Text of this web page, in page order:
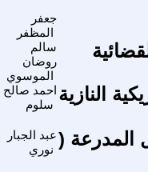
جعفر
المظفر
سالم
روضان
الموسوي
احمد صالح
سلوم النازية
عبد الجبار
نوري المدرعة (